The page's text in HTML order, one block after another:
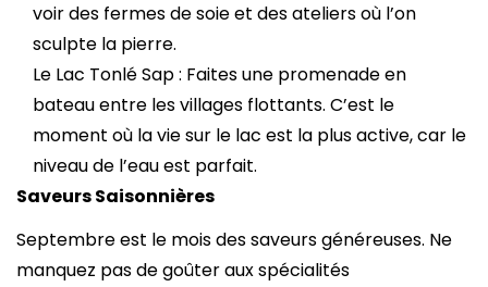
voir des fermes de soie et des ateliers où l’on
sculpte la pierre.
Le Lac Tonlé Sap : Faites une promenade en
bateau entre les villages flottants. C’est le
moment où la vie sur le lac est la plus active, car le
niveau de l’eau est parfait.
Saveurs Saisonnières
Septembre est le mois des saveurs généreuses. Ne
manquez pas de goûter aux spécialités